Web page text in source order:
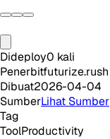
Dideploy0 kali
Penerbitfuturize.rush
Dibuat2026-04-04
SumberLihat Sumber
Tag
ToolProductivity